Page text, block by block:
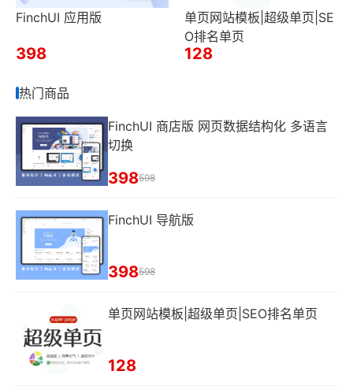
FinchUI 应用版
398
单页网站模板|超级单页|SE
O排名单页
128
热门商品
FinchUI 商店版 网页数据结构化 多语言
切换
398598
FinchUI 导航版
398598
单页网站模板|超级单页|SEO排名单页
128